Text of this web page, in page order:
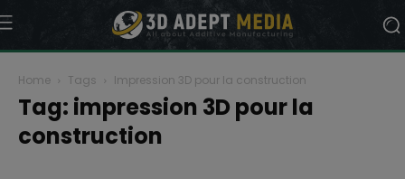
Home Tags Impression 3D pour la construction
Tag: impression 3D pour la
construction